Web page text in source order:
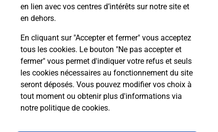
en lien avec vos centres d’intérêts sur notre site et
en dehors.
En cliquant sur "Accepter et fermer" vous acceptez
tous les cookies. Le bouton "Ne pas accepter et
fermer" vous permet d'indiquer votre refus et seuls
les cookies nécessaires au fonctionnement du site
seront déposés. Vous pouvez modifier vos choix à
tout moment ou obtenir plus d'informations via
notre politique de cookies.
Itinéraire
Localiser Liste Boîtes aux lettres
Alpes-de-Haute-Provence
Enchastrayes